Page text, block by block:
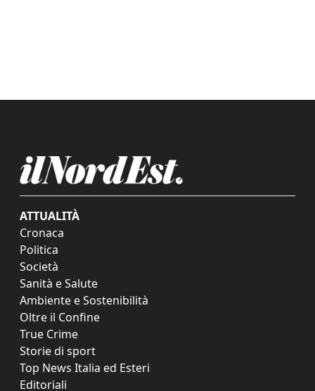
ATTUALITÀ
Cronaca
Politica
Società
Sanità e Salute
Ambiente e Sostenibilità
Oltre il Confine
True Crime
Storie di sport
Top News Italia ed Esteri
Editoriali